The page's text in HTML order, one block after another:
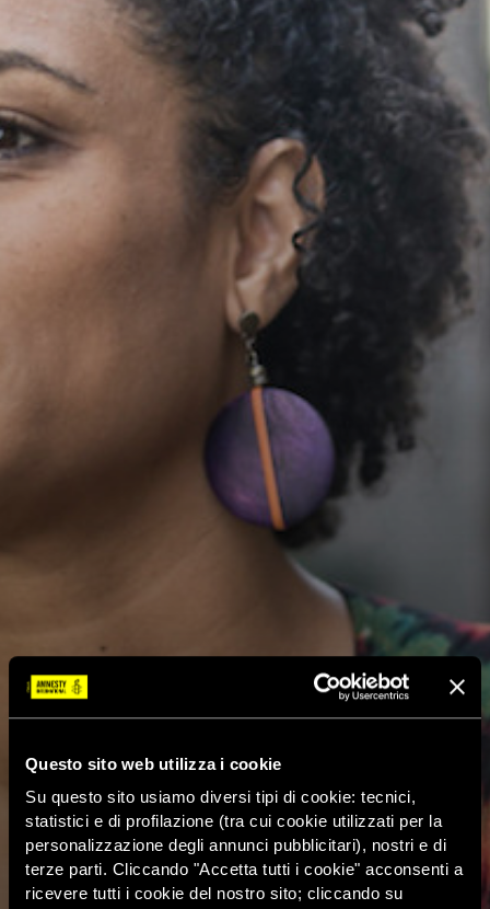
Questo sito web utilizza i cookie
Su questo sito usiamo diversi tipi di cookie: tecnici,
statistici e di profilazione (tra cui cookie utilizzati per la
personalizzazione degli annunci pubblicitari), nostri e di
terze parti. Cliccando "Accetta tutti i cookie" acconsenti a
ricevere tutti i cookie del nostro sito; cliccando su